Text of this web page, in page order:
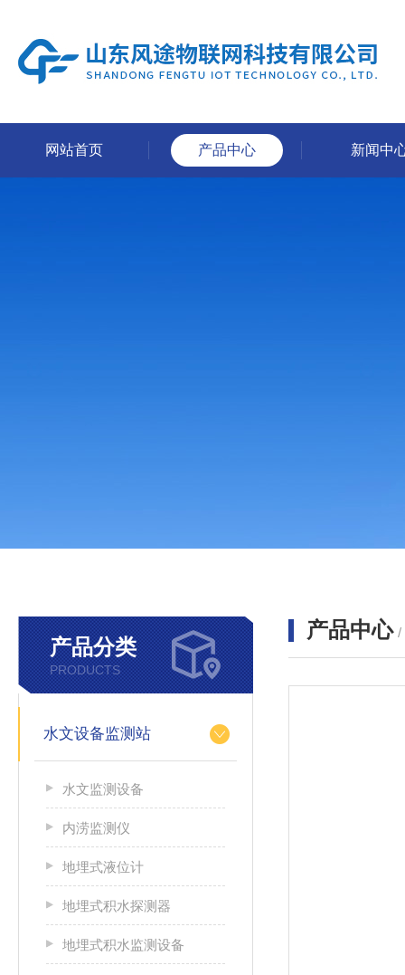
网站首页 产品中心 新闻中
产品分类
PRODUCTS
水文设备监测站
水文监测设备
内涝监测仪
地埋式液位计
地埋式积水探测器
地埋式积水监测设备
产品中心 /